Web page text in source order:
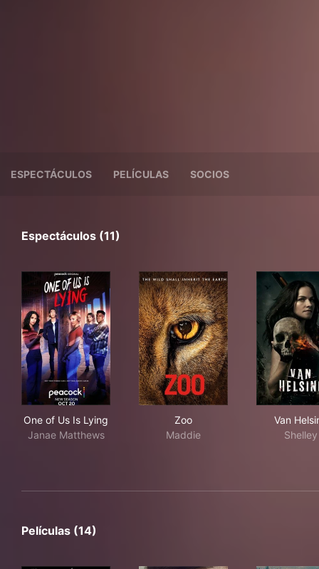
ESPECTÁCULOS PELÍCULAS SOCIOS
Espectáculos (11)
One of Us Is Lying
Janae Matthews
Zoo
Maddie
Van
Shelley
Películas (14)